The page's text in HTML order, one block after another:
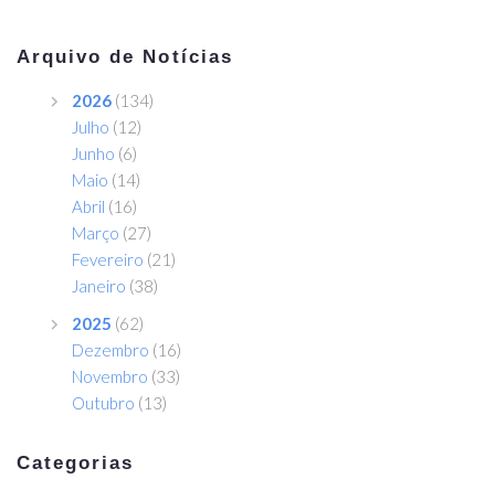
Arquivo de Notícias
2026 (134)
Julho (12)
Junho (6)
Maio (14)
Abril (16)
Março (27)
Fevereiro (21)
Janeiro (38)
2025 (62)
Dezembro (16)
Novembro (33)
Outubro (13)
Categorias